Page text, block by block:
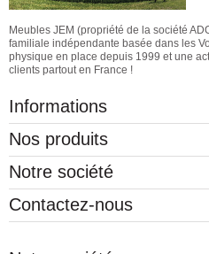
Meubles JEM (propriété de la société
familiale indépendante basée dans les
physique en place depuis 1999 et une
clients partout en France !
Informations
Nos produits
Notre société
Contactez-nous